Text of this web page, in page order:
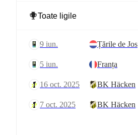
9 iun. Țările de Jos
5 iun. Franța
16 oct. 2025 BK Häcken
7 oct. 2025 BK Häcken